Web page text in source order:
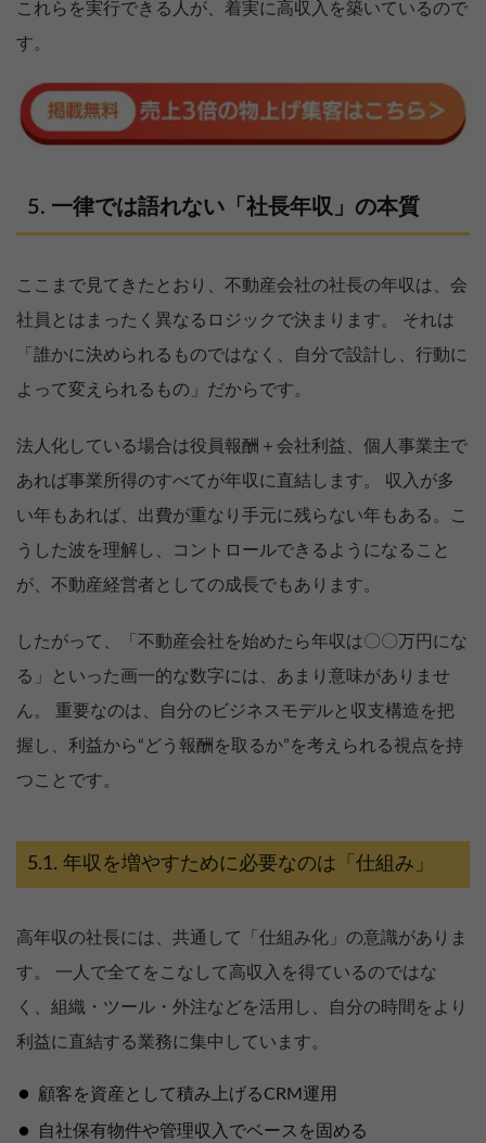
これらを実行できる人が、着実に高収入を築いているので
す。
一律では語れない「社長年収」の本質
ここまで見てきたとおり、不動産会社の社長の年収は、会
社員とはまったく異なるロジックで決まります。 それは
「誰かに決められるものではなく、自分で設計し、行動に
よって変えられるもの」だからです。
法人化している場合は役員報酬＋会社利益、個人事業主で
あれば事業所得のすべてが年収に直結します。 収入が多
い年もあれば、出費が重なり手元に残らない年もある。こ
うした波を理解し、コントロールできるようになること
が、不動産経営者としての成長でもあります。
したがって、「不動産会社を始めたら年収は〇〇万円にな
る」といった画一的な数字には、あまり意味がありませ
ん。 重要なのは、自分のビジネスモデルと収支構造を把
握し、利益から“どう報酬を取るか”を考えられる視点を持
つことです。
年収を増やすために必要なのは「仕組み」
高年収の社長には、共通して「仕組み化」の意識がありま
す。 一人で全てをこなして高収入を得ているのではな
く、組織・ツール・外注などを活用し、自分の時間をより
利益に直結する業務に集中しています。
顧客を資産として積み上げるCRM運用
自社保有物件や管理収入でベースを固める